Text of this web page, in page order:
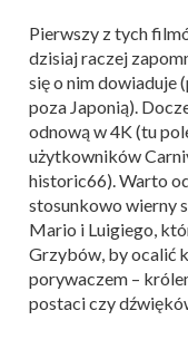
Pierwszy z tych
dzisiaj raczej
się o nim dowiaduje
poza Japonią).
odnową w 4K (tu
użytkowników
historic66). Warto
stosunkowo wierny
Mario i Luigiego,
Grzybów, by ocalić
porywaczem –
postaci czy